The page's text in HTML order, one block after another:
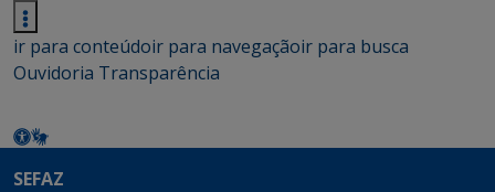
ir para conteúdoir para navegaçãoir para busca
Ouvidoria Transparência
SEFAZ